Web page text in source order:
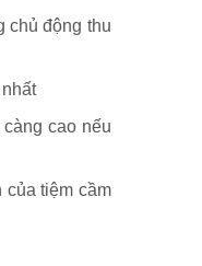
chủ động thu
cao nếu
của tiệm cầm